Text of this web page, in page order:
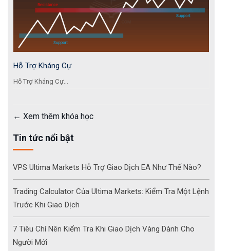
Hỗ Trợ Kháng Cự
Hỗ Trợ Kháng Cự...
Xem thêm khóa học
Tin tức nổi bật
VPS Ultima Markets Hỗ Trợ Giao Dịch EA Như Thế Nào?
Trading Calculator Của Ultima Markets: Kiểm Tra Một Lệnh
Trước Khi Giao Dịch
7 Tiêu Chí Nên Kiểm Tra Khi Giao Dịch Vàng Dành Cho
Người Mới